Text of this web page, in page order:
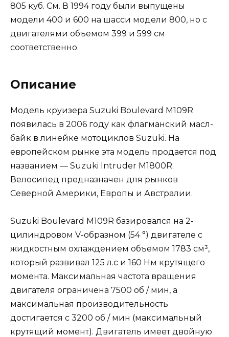
805 куб. См. В 1994 году были выпущены
модели 400 и 600 на шасси модели 800, но с
двигателями объемом 399 и 599 см
соответственно.
Описание
Модель круизера Suzuki Boulevard M109R
появилась в 2006 году как флагманский масл-
байк в линейке мотоциклов Suzuki. На
европейском рынке эта модель продается под
названием — Suzuki Intruder M1800R.
Велосипед предназначен для рынков
Северной Америки, Европы и Австралии.
Suzuki Boulevard M109R базировался на 2-
цилиндровом V-образном (54 °) двигателе с
жидкостным охлаждением объемом 1783 см³,
который развивал 125 л.с и 160 Нм крутящего
момента. Максимальная частота вращения
двигателя ограничена 7500 об / мин, а
максимальная производительность
достигается с 3200 об / мин (максимальный
крутящий момент). Двигатель имеет двойную